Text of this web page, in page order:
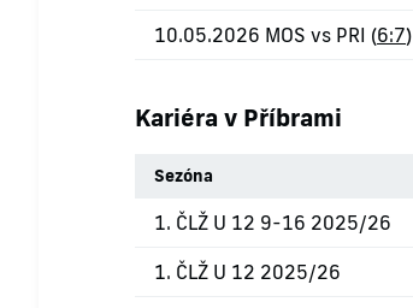
10.05.2026 MOS vs PRI (6:7)
Kariéra v Příbrami
Sezóna
1. ČLŽ U 12 9-16 2025/26
1. ČLŽ U 12 2025/26